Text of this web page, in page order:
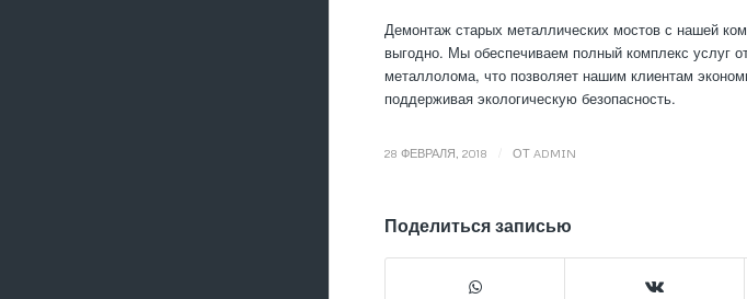
Демонтаж старых металлических мостов с нашей
выгодно. Мы обеспечиваем полный комплекс услуг
металлолома, что позволяет нашим клиентам
поддерживая экологическую безопасность.
28 ФЕВРАЛЯ, 2018 ОТ ADMIN
Поделиться записью